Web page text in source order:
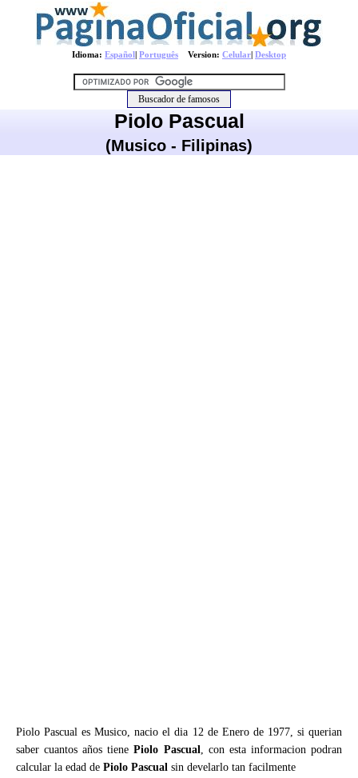
Idioma: Español| Português Version: Celular| Desktop
Piolo Pascual
(Musico - Filipinas)
Piolo Pascual es Musico, nacio el dia 12 de Enero de 1977, si querian
saber cuantos años tienePiolo Pascual, con esta informacion podran
calcular la edad de Piolo Pascual sin develarlo tan facilmente